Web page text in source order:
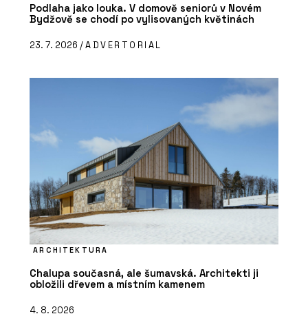
Podlaha jako louka. V domově seniorů v Novém
Bydžově se chodí po vylisovaných květinách
23. 7. 2026 /ADVERTORIAL
ARCHITEKTURA
Chalupa současná, ale šumavská. Architekti ji
obložili dřevem a místním kamenem
4. 8. 2026